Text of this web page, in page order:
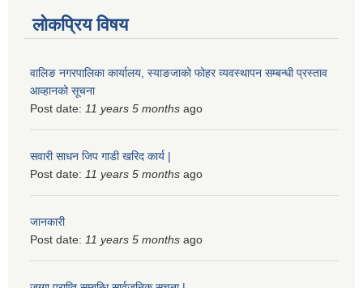
लोकप्रिय विषय
वालिङ नगरपालिका कार्यालय, स्याङजाको फोहर व्यवस्थापन सम्बन्धी प्रस्ताव
आव्हानको सूचना
Post date: 11 years 5 months ago
सवारी साधन जिप गाडी खरिद कार्य |
Post date: 11 years 5 months ago
जानकारी
Post date: 11 years 5 months ago